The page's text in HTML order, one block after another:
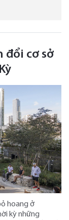
đổi cơ sở
hoang ở
kỳ những